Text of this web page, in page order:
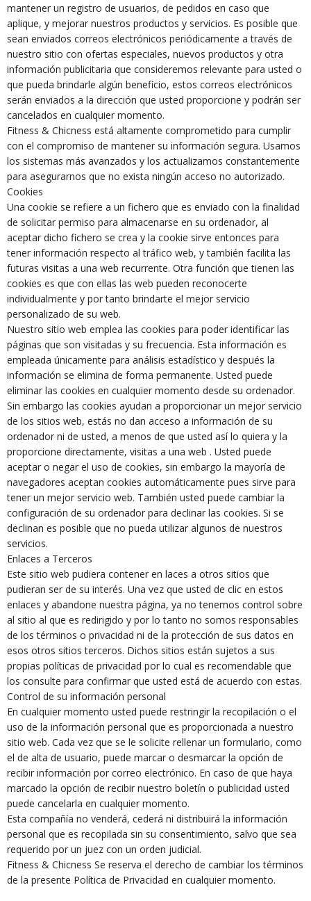
mantener un registro de usuarios, de pedidos en caso que
aplique, y mejorar nuestros productos y servicios. Es posible que
sean enviados correos electrónicos periódicamente a través de
nuestro sitio con ofertas especiales, nuevos productos y otra
información publicitaria que consideremos relevante para usted o
que pueda brindarle algún beneficio, estos correos electrónicos
serán enviados a la dirección que usted proporcione y podrán ser
cancelados en cualquier momento.
Fitness & Chicness está altamente comprometido para cumplir
con el compromiso de mantener su información segura. Usamos
los sistemas más avanzados y los actualizamos constantemente
para asegurarnos que no exista ningún acceso no autorizado.
Cookies
Una cookie se refiere a un fichero que es enviado con la finalidad
de solicitar permiso para almacenarse en su ordenador, al
aceptar dicho fichero se crea y la cookie sirve entonces para
tener información respecto al tráfico web, y también facilita las
futuras visitas a una web recurrente. Otra función que tienen las
cookies es que con ellas las web pueden reconocerte
individualmente y por tanto brindarte el mejor servicio
personalizado de su web.
Nuestro sitio web emplea las cookies para poder identificar las
páginas que son visitadas y su frecuencia. Esta información es
empleada únicamente para análisis estadístico y después la
información se elimina de forma permanente. Usted puede
eliminar las cookies en cualquier momento desde su ordenador.
Sin embargo las cookies ayudan a proporcionar un mejor servicio
de los sitios web, estás no dan acceso a información de su
ordenador ni de usted, a menos de que usted así lo quiera y la
proporcione directamente, visitas a una web . Usted puede
aceptar o negar el uso de cookies, sin embargo la mayoría de
navegadores aceptan cookies automáticamente pues sirve para
tener un mejor servicio web. También usted puede cambiar la
configuración de su ordenador para declinar las cookies. Si se
declinan es posible que no pueda utilizar algunos de nuestros
servicios.
Enlaces a Terceros
Este sitio web pudiera contener en laces a otros sitios que
pudieran ser de su interés. Una vez que usted de clic en estos
enlaces y abandone nuestra página, ya no tenemos control sobre
al sitio al que es redirigido y por lo tanto no somos responsables
de los términos o privacidad ni de la protección de sus datos en
esos otros sitios terceros. Dichos sitios están sujetos a sus
propias políticas de privacidad por lo cual es recomendable que
los consulte para confirmar que usted está de acuerdo con estas.
Control de su información personal
En cualquier momento usted puede restringir la recopilación o el
uso de la información personal que es proporcionada a nuestro
sitio web. Cada vez que se le solicite rellenar un formulario, como
el de alta de usuario, puede marcar o desmarcar la opción de
recibir información por correo electrónico. En caso de que haya
marcado la opción de recibir nuestro boletín o publicidad usted
puede cancelarla en cualquier momento.
Esta compañía no venderá, cederá ni distribuirá la información
personal que es recopilada sin su consentimiento, salvo que sea
requerido por un juez con un orden judicial.
Fitness & Chicness Se reserva el derecho de cambiar los términos
de la presente Política de Privacidad en cualquier momento.